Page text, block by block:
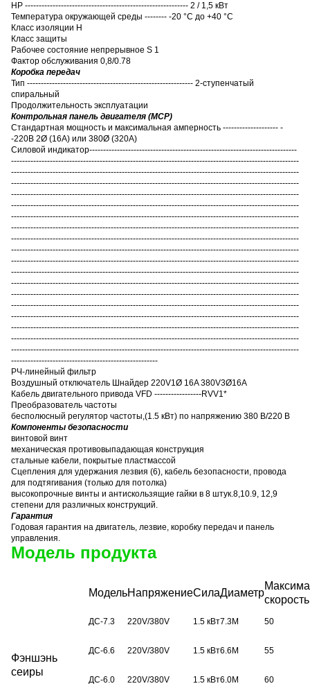
HP ----------------------------------------------------------- 2 / 1,5 кВт
Температура окружающей среды -------- -20 °C до +40 °C
Класс изоляции H
Класс защиты
Рабочее состояние непрерывное S 1
Фактор обслуживания 0,8/0.78
Коробка передач
Тип ------------------------------------------------------------ 2-ступенчатый
спиральный
Продолжительность эксплуатации
Контрольная панель двигателя (MCP)
Стандартная мощность и максимальная амперность -------------------- -
-220В 2Ø (16А) или 380Ø (320А)
Силовой индикатор---------------------------------------------------------------------------
--------------------------------------------------------------------------------------------------------
--------------------------------------------------------------------------------------------------------
--------------------------------------------------------------------------------------------------------
--------------------------------------------------------------------------------------------------------
--------------------------------------------------------------------------------------------------------
--------------------------------------------------------------------------------------------------------
--------------------------------------------------------------------------------------------------------
--------------------------------------------------------------------------------------------------------
--------------------------------------------------------------------------------------------------------
--------------------------------------------------------------------------------------------------------
--------------------------------------------------------------------------------------------------------
--------------------------------------------------------------------------------------------------------
--------------------------------------------------------------------------------------------------------
--------------------------------------------------------------------------------------------------------
--------------------------------------------------------------------------------------------------------
--------------------------------------------------------------------------------------------------------
--------------------------------------------------------------------------------------------------------
--------------------------------------------------------------------------------------------------------
-----------------------------------------------------
РЧ-линейный фильтр
Воздушный отключатель Шнайдер 220V1Ø 16A 380V3Ø16A
Кабель двигательного привода VFD -----------------RVV1*
Преобразователь частоты
бесполюсный регулятор частоты,(1.5 кВт) по напряжению 380 В/220 В
Компоненты безопасности
винтовой винт
механическая противовыпадающая конструкция
стальные кабели, покрытые пластмассой
Сцепления для удержания лезвия (6), кабель безопасности, провода
для подтягивания (только для потолка)
высокопрочные винты и антискользящие гайки в 8 штук.8,10.9, 12,9
степени для различных конструкций.
Гарантия
Годовая гарантия на двигатель, лезвие, коробку передач и панель
управления.
Модель продукта
МодельНапряжениеСилаДиаметр
скорость
Фэншэнь
сеиры
ДС-7.3 220V/380V 1.5 кВт7.3M 50
ДС-6.6 220V/380V 1.5 кВт6.6M 55
ДС-6.0 220V/380V 1.5 кВт6.0M 60